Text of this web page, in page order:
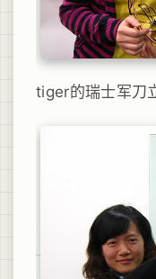
tiger的瑞士军刀